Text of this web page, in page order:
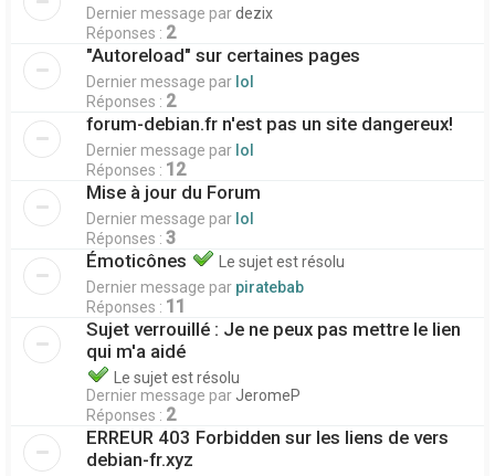
Dernier message pardezix
Réponses : 2
"Autoreload" sur certaines pages
Dernier message par lol
Réponses : 2
forum-debian.fr n'est pas un site dangereux!
Dernier message par lol
Réponses : 12
Mise à jour du Forum
Dernier message par lol
Réponses : 3
Émoticônes
Le sujet est résolu
Dernier message par piratebab
Réponses : 11
Sujet verrouillé : Je ne peux pas mettre le lien
qui m'a aidé
Le sujet est résolu
Dernier message par JeromeP
Réponses : 2
ERREUR 403 Forbidden sur les liens de vers
debian-fr.xyz